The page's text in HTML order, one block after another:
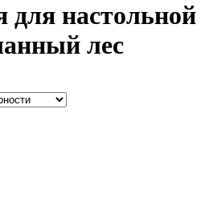
для настольной
лес